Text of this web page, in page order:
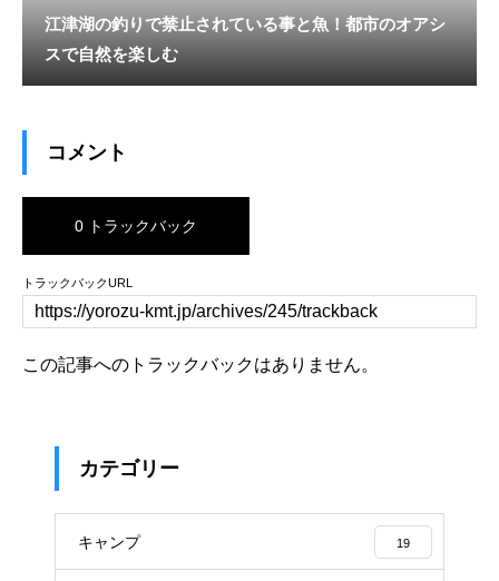
江津湖の釣りで禁止されている事と魚！都市のオアシ
スで自然を楽しむ
コメント
0 トラックバック
トラックバックURL
この記事へのトラックバックはありません。
カテゴリー
キャンプ 19